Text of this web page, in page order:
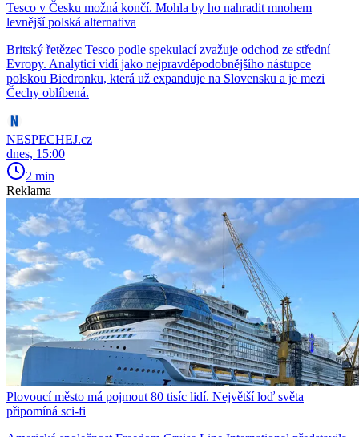
Tesco v Česku možná končí. Mohla by ho nahradit mnohem
levnější polská alternativa
Britský řetězec Tesco podle spekulací zvažuje odchod ze střední
Evropy. Analytici vidí jako nejpravděpodobnějšího nástupce
polskou Biedronku, která už expanduje na Slovensku a je mezi
Čechy oblíbená.
NESPECHEJ.cz
dnes, 15:00
2 min
Reklama
Plovoucí město má pojmout 80 tisíc lidí. Největší loď světa
připomíná sci-fi